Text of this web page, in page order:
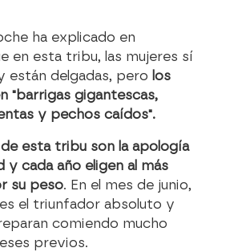
ha explicado en
en esta tribu, las mujeres sí
están delgadas, pero los
"barrigas gigantescas,
y pechos caídos".
esta tribu son la apología
y cada año eligen al más
su peso. En el mes de junio,
el triunfador absoluto y
comiendo mucho
previos.